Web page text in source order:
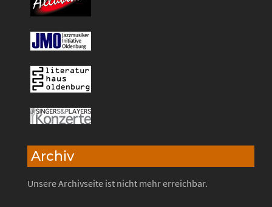
Archiv
Unsere Archivseite ist nicht mehr erreichbar.